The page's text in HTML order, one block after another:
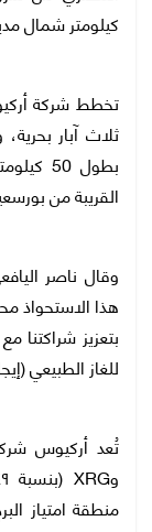
كيلومتر شمال
تخطط شركة
ثلاث آبار
بطول
القريبة من
وقال ناصر
هذا الاستحواذ
بتعزيز شراكتنا
للغاز الطبيعي